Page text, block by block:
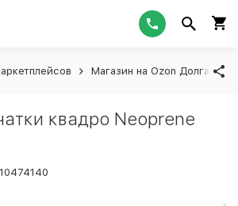
Магазин на Ozon Долгашева
квадро Neoprene